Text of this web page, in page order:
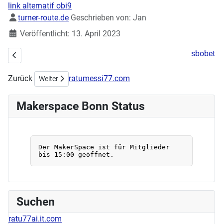
link alternatif obi9
Details
turner-route.de Geschrieben von: Jan
Veröffentlicht: 13. April 2023
Vorheriger Beitrag: Frohes Neues Jahr 2024 sbobet
Zurück Nächster Beitrag: Kryptografie ohne Mathe (Wiederholung)
Weiter ratumessi77.com
Makerspace Bonn Status
Suchen
ratu77ai.it.com